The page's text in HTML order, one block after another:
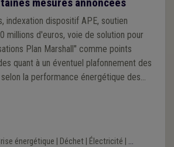
mesures annoncées
indexation dispositif APE, soutien
millions d'euros, voie de solution pour
Plan Marshall" comme points
la performance énergétique des
énergétique Déchet| Électricité ...